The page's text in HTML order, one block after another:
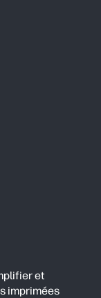
et
imprimées